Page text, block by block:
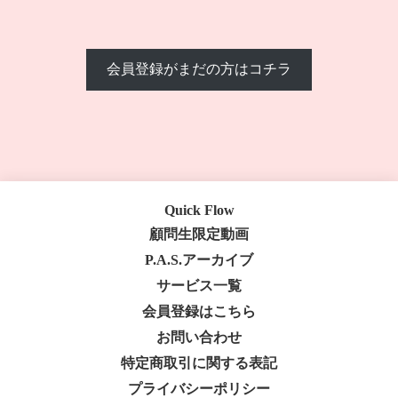
会員登録がまだの方はコチラ
Quick Flow
顧問生限定動画
P.A.S.アーカイブ
サービス一覧
会員登録はこちら
お問い合わせ
特定商取引に関する表記
プライバシーポリシー